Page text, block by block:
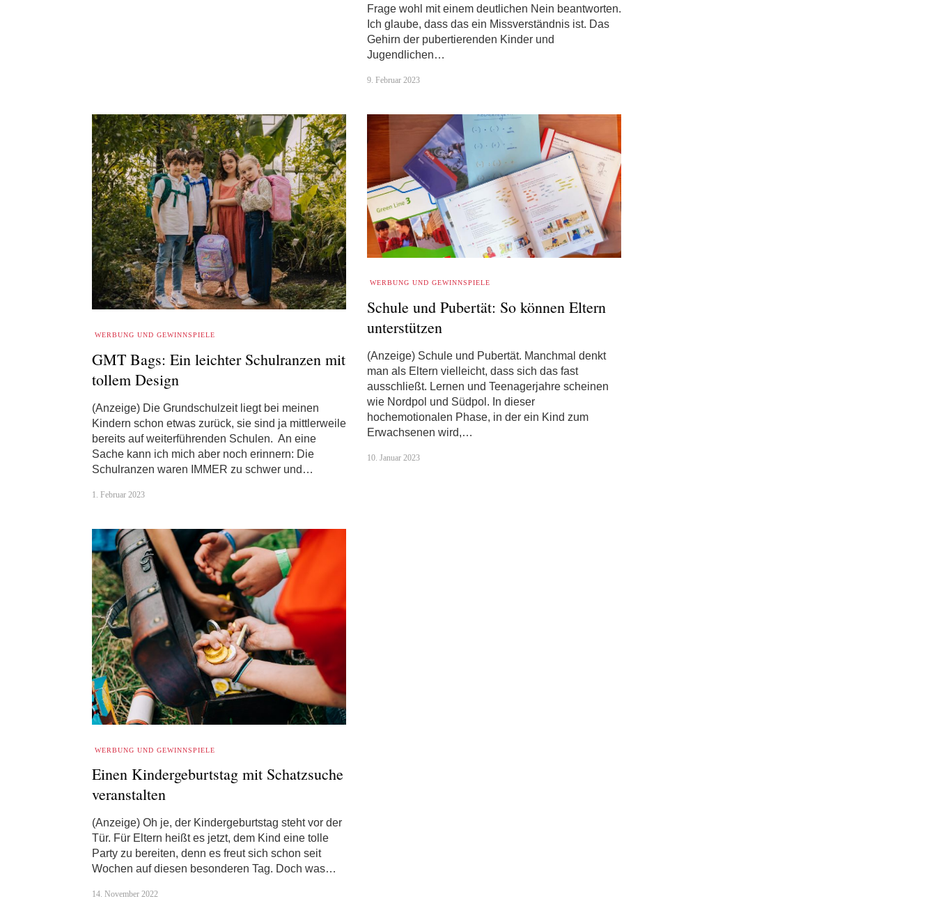
Frage wohl mit einem deutlichen Nein beantworten.
Ich glaube, dass das ein Missverständnis ist. Das
Gehirn der pubertierenden Kinder und
Jugendlichen…
9. Februar 2023
WERBUNG UND GEWINNSPIELE
GMT Bags: Ein leichter Schulranzen mit
tollem Design
(Anzeige) Die Grundschulzeit liegt bei meinen
Kindern schon etwas zurück, sie sind ja mittlerweile
bereits auf weiterführenden Schulen. An eine
Sache kann ich mich aber noch erinnern: Die
Schulranzen waren IMMER zu schwer und…
1. Februar 2023
WERBUNG UND GEWINNSPIELE
Schule und Pubertät: So können Eltern
unterstützen
(Anzeige) Schule und Pubertät. Manchmal denkt
man als Eltern vielleicht, dass sich das fast
ausschließt. Lernen und Teenagerjahre scheinen
wie Nordpol und Südpol. In dieser
hochemotionalen Phase, in der ein Kind zum
Erwachsenen wird,…
10. Januar 2023
WERBUNG UND GEWINNSPIELE
Einen Kindergeburtstag mit Schatzsuche
veranstalten
(Anzeige) Oh je, der Kindergeburtstag steht vor der
Tür. Für Eltern heißt es jetzt, dem Kind eine tolle
Party zu bereiten, denn es freut sich schon seit
Wochen auf diesen besonderen Tag. Doch was…
14. November 2022